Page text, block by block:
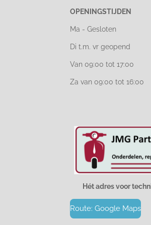
OPENINGSTIJDEN
Ma - Gesloten
Di t.m. vr geopend
Van 09:00 tot 17:00
Za van 09:00 tot 16:00
Hét adres voor
Route: Google Maps